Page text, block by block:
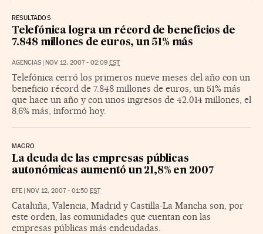
RESULTADOS
Telefónica logra un récord de beneficios de
7.848 millones de euros, un 51% más
AGENCIAS | NOV 12, 2007 - 02:09 EST
Telefónica cerró los primeros nueve meses del año con un
beneficio récord de 7.848 millones de euros, un 51% más
que hace un año y con unos ingresos de 42.014 millones, el
8,6% más, informó hoy.
MACRO
La deuda de las empresas públicas
autonómicas aumentó un 21,8% en 2007
EFE | NOV 12, 2007 - 01:50 EST
Cataluña, Valencia, Madrid y Castilla-La Mancha son, por
este orden, las comunidades que cuentan con las
empresas públicas más endeudadas.